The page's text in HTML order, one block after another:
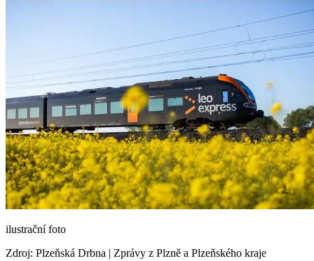
ilustrační foto
Zdroj: Plzeňská Drbna | Zprávy z Plzně a Plzeňského kraje